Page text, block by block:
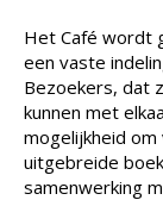
Het Café wordt
een vaste
Bezoekers, dat
kunnen met
mogelijkheid
uitgebreide
samenwerking